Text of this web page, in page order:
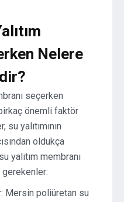
Nelere
seçerken
önemli faktör
yalıtımının
oldukça
yalıtım membranı
: Mersin poliüretan su